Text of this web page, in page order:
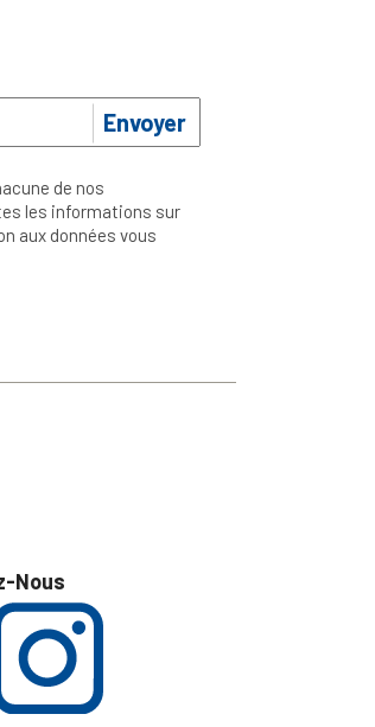
Envoyer
de nos
les informations sur
aux données vous
Nous